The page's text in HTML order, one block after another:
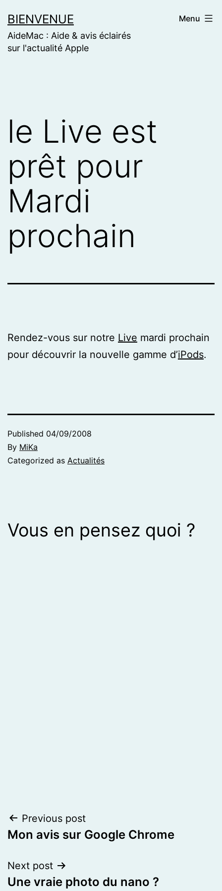
to
content
BIENVENUE
AideMac : Aide & avis éclairés
sur l'actualité Apple
Menu
le Live est
prêt pour
Mardi
prochain
Rendez-vous sur notre Live mardi prochain
pour découvrir la nouvelle gamme d’iPods.
Published 04/09/2008
By MiKa
Categorized as Actualités
Vous en pensez quoi ?
Post
navigation
Previous post
Mon avis sur Google Chrome
Next post
Une vraie photo du nano ?